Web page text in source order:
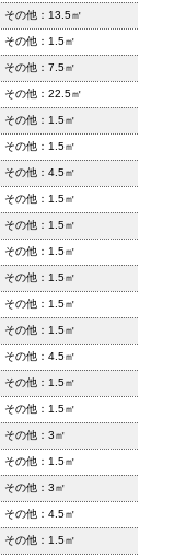
その他：13.5㎡
その他：1.5㎡
その他：7.5㎡
その他：22.5㎡
その他：1.5㎡
その他：1.5㎡
その他：4.5㎡
その他：1.5㎡
その他：1.5㎡
その他：1.5㎡
その他：1.5㎡
その他：1.5㎡
その他：1.5㎡
その他：4.5㎡
その他：1.5㎡
その他：1.5㎡
その他：3㎡
その他：1.5㎡
その他：3㎡
その他：4.5㎡
その他：1.5㎡